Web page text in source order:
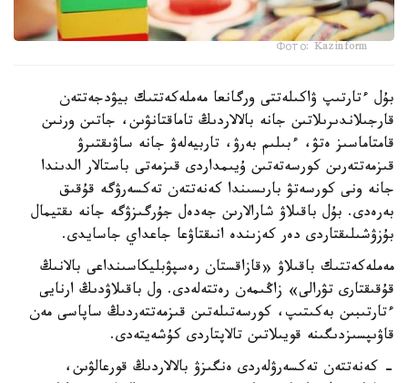
Фото: Kazinform
بۇل ءتارتىپ ۋاكىلەتتى ورگانعا مەملەكەتتىك بيۋدجەتتەن
قارجىلاندىرىلاتىن جانە بالالاردىڭ تاماقتانۋىن، جاتىن ورنىن
قامتاماسىز ەتۋ، ءبىلىم بەرۋ، تاربيەلەۋ جانە ساۋىقتىرۋ
قىزمەتتەرىن كورسەتەتىن ۇيىمداردى قىزمەتى باستالار الدىندا
جانە ونى كورسەتۋ بارىسىندا كەنەتتەن تەكسەرۋگە قۇقىق
بەرەدى. بۇل باقىلاۋ شارالارىن جەدەل جۇرگىزۋگە جانە ىقتيمال
بۇزۋشىلىقتاردى دەر كەزىندە انىقتاۋعا جاعداي جاسايدى.
مەملەكەتتىك باقىلاۋ «قازاقستان رەسپۋبليكاسىنداعى بالانىڭ
قۇقىقتارى تۋرالى» زاڭىمەن رەتتەلەدى. ول باقىلاۋدىڭ ارنايى
ءتارتىبىن بەكىتىپ، كورسەتىلەتىن قىزمەتتەردىڭ ساپاسى مەن
قاۋىپسىزدىگىنە قويىلاتىن تالاپتاردى كۇشەيتەدى.
- كەنەتتەن تەكسەرۋلەردى ەنگىزۋ بالالاردىڭ قورعالۋىن،